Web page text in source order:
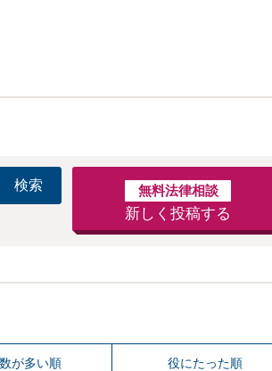
検索 無料法律相談
新しく投稿する
が多い順 役にたった順